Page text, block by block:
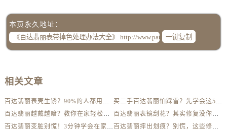
本页永久地址：
一键复制
相关文章